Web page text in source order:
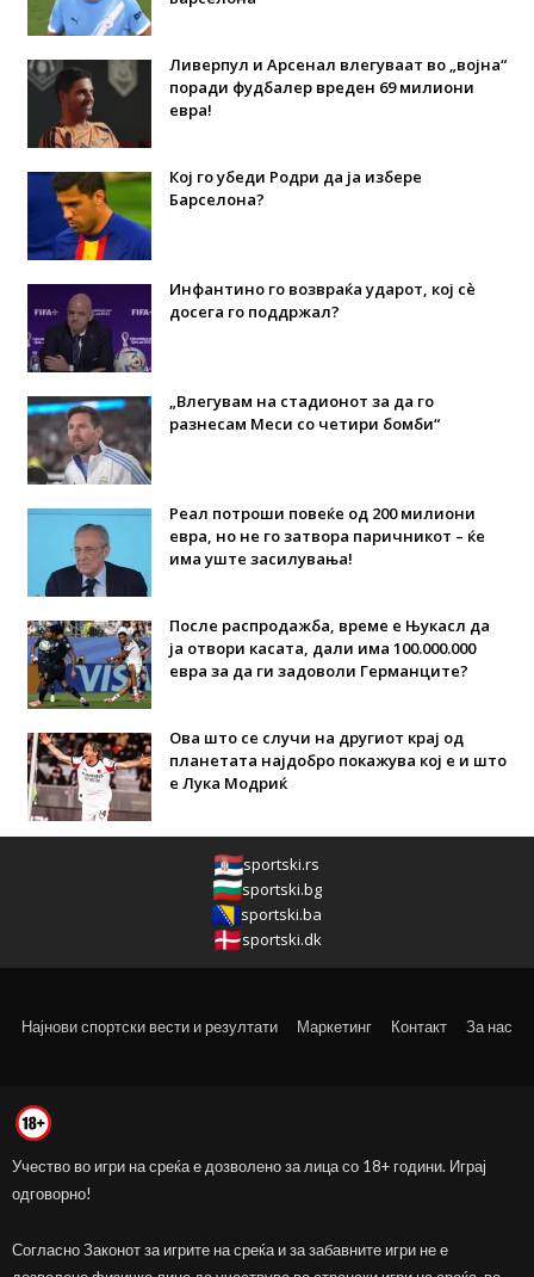
Ливерпул и Арсенал влегуваат во „војна“
поради фудбалер вреден 69 милиони
евра!
Кој го убеди Родри да ја избере
Барселона?
Инфантино го возвраќа ударот, кој сè
досега го поддржал?
„Влегувам на стадионот за да го
разнесам Меси со четири бомби“
Реал потроши повеќе од 200 милиони
евра, но не го затвора паричникот – ќе
има уште засилувања!
После распродажба, време е Њукасл да
ја отвори касата, дали има 100.000.000
евра за да ги задоволи Германците?
Ова што се случи на другиот крај од
планетата најдобро покажува кој е и што
е Лука Модриќ
sportski.rs
sportski.bg
sportski.ba
sportski.dk
Најнови спортски вести и резултати Маркетинг Контакт За нас
Учество во игри на среќа е дозволено за лица со 18+ години. Играј
одговорно!
Согласно Законот за игрите на среќа и за забавните игри не е